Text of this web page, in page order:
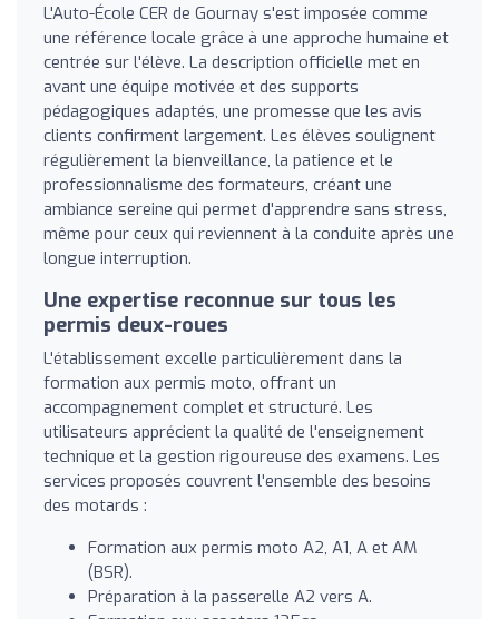
L'Auto-École CER de Gournay s'est imposée comme
une référence locale grâce à une approche humaine et
centrée sur l'élève. La description officielle met en
avant une équipe motivée et des supports
pédagogiques adaptés, une promesse que les avis
clients confirment largement. Les élèves soulignent
régulièrement la bienveillance, la patience et le
professionnalisme des formateurs, créant une
ambiance sereine qui permet d'apprendre sans stress,
même pour ceux qui reviennent à la conduite après une
longue interruption.
Une expertise reconnue sur tous les
permis deux-roues
L'établissement excelle particulièrement dans la
formation aux permis moto, offrant un
accompagnement complet et structuré. Les
utilisateurs apprécient la qualité de l'enseignement
technique et la gestion rigoureuse des examens. Les
services proposés couvrent l'ensemble des besoins
des motards :
Formation aux permis moto A2, A1, A et AM
(BSR).
Préparation à la passerelle A2 vers A.